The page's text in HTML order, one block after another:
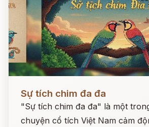
Sự tích chim đa đa
"Sự tích chim đa đa" là một
chuyện cổ tích Việt Nam cảm